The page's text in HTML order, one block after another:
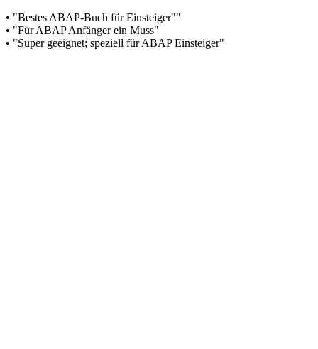
• "Bestes ABAP-Buch für Einsteiger""
• "Für ABAP Anfänger ein Muss"
• "Super geeignet; speziell für ABAP Einsteiger"